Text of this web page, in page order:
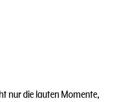
nur die lauten Momente,